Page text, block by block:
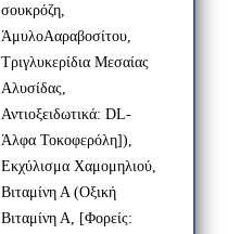
σουκρόζη,
ΆμυλοΑαραβοσίτου,
Τριγλυκερίδια Μεσαίας
Αλυσίδας,
Αντιοξειδωτικά: DL-
Άλφα Τοκοφερόλη]),
Εκχύλισμα Χαμομηλιού,
Βιταμίνη Α (Οξική
Βιταμίνη Α, [Φορείς: